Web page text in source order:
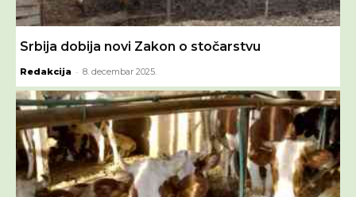
Srbija dobija novi Zakon o stočarstvu
Redakcija - 8. decembar 2025.